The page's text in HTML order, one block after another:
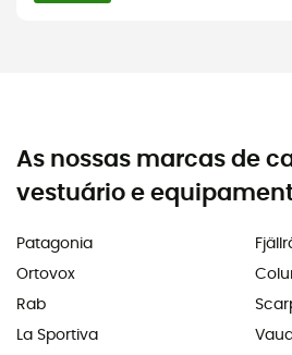
As nossas marcas de
vestuário e
Patagonia
Ortovox
Rab
La Sportiva